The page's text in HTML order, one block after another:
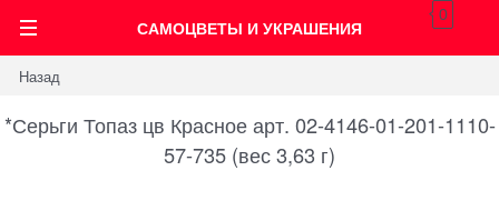
САМОЦВЕТЫ И УКРАШЕНИЯ
0
Назад
*Серьги Топаз цв Красное арт. 02-4146-01-201-1110-
57-735 (вес 3,63 г)